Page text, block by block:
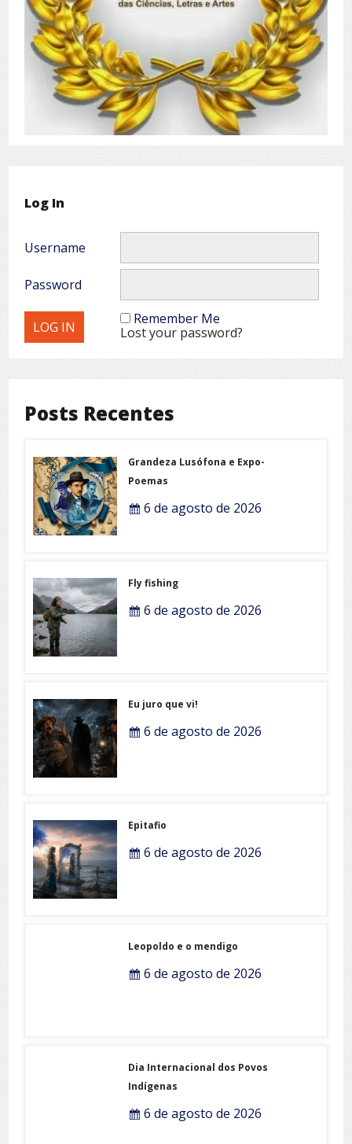
Log In
Username
Password
Remember Me
Lost your password?
Posts Recentes
Grandeza Lusófona e Expo-
Poemas
6 de agosto de 2026
Fly fishing
6 de agosto de 2026
Eu juro que vi!
6 de agosto de 2026
Epitafio
6 de agosto de 2026
Leopoldo e o mendigo
6 de agosto de 2026
Dia Internacional dos Povos
Indígenas
6 de agosto de 2026